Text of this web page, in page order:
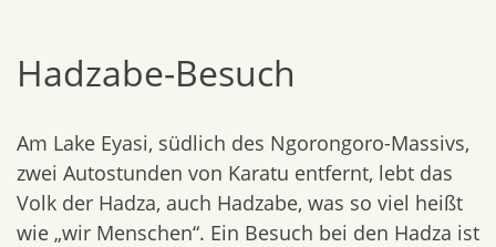
Hadzabe-Besuch
Am Lake Eyasi, südlich des Ngorongoro-Massivs,
zwei Autostunden von Karatu entfernt, lebt das
Volk der Hadza, auch Hadzabe, was so viel heißt
wie „wir Menschen“. Ein Besuch bei den Hadza ist